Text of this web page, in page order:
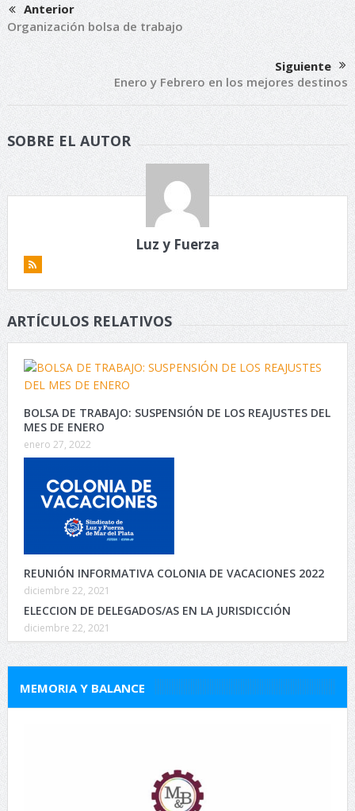
Anterior
Organización bolsa de trabajo
Siguiente
Enero y Febrero en los mejores destinos
SOBRE EL AUTOR
Luz y Fuerza
ARTÍCULOS RELATIVOS
BOLSA DE TRABAJO: SUSPENSIÓN DE LOS REAJUSTES DEL
MES DE ENERO
enero 27, 2022
REUNIÓN INFORMATIVA COLONIA DE VACACIONES 2022
diciembre 22, 2021
ELECCION DE DELEGADOS/AS EN LA JURISDICCIÓN
diciembre 22, 2021
MEMORIA Y BALANCE